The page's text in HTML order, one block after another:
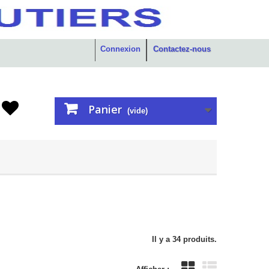
Contactez-nous
Connexion
Panier (vide)
Il y a 34 produits.